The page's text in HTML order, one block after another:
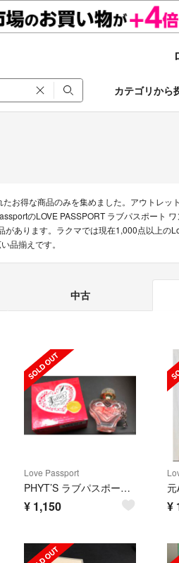
カテゴリから
お得な商品のみを集めました。アウトレッ
のLOVE PASSPORT ラブパスポート
あります。ラクマでは現在1,000点以上の
品揃えです。
中古
Love Passport
PHYT’S ラブパスポート ジュリエットラブレター 40ml 伊藤千晃
¥ 1,150 ¥